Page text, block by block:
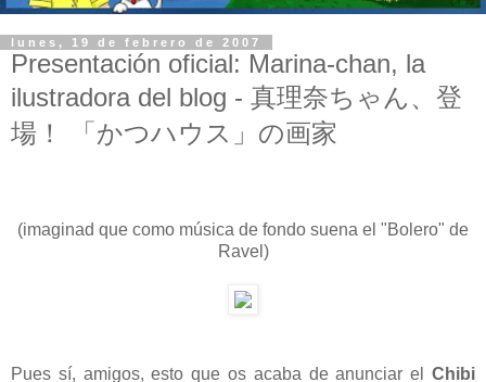
lunes, 19 de febrero de 2007
Presentación oficial: Marina-chan, la
ilustradora del blog - 真理奈ちゃん、登
場！ 「かつハウス」の画家
(imaginad que como música de fondo suena el "Bolero" de
Ravel)
Pues sí, amigos, esto que os acaba de anunciar el Chibi